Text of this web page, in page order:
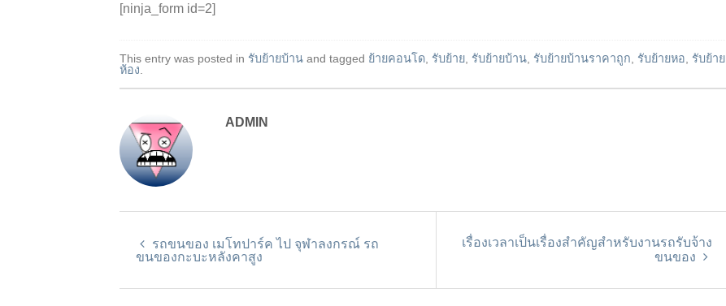
[ninja_form id=2]
This entry was posted in รับย้ายบ้าน and tagged ย้ายคอนโด, รับย้าย, รับย้ายบ้าน, รับย้ายบ้านราคาถูก, รับย้ายหอ, รับย้าย
ห้อง.
ADMIN
รถขนของ เมโทปาร์ค ไป จุฬาลงกรณ์ รถ
ขนของกะบะหลังคาสูง
เรื่องเวลาเป็นเรื่องสำคัญสำหรับงานรถรับจ้าง
ขนของ